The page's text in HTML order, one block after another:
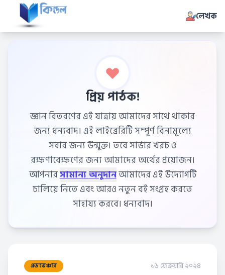
লেখক
প্রিয় পাঠক!
জ্ঞান বিতরণের এই যাত্রায় আমাদের সাথে থাকার
জন্য ধন্যবাদ। এই লাইব্রেরিটি সম্পূর্ণ বিনামূল্যে
সবার জন্য উন্মুক্ত। তবে সার্ভার খরচ ও
রক্ষণাবেক্ষণের জন্য আমাদের অর্থের প্রয়োজন।
আপনার
সামান্য অনুদানআমাদের এই উদ্যোগটি
চালিয়ে নিতে এবং আরও নতুন বই সংগ্রহ করতে
সাহায্য করবে। ধন্যবাদ।
এডভেঞ্চার ১৬ ফেব্রুয়ারি ২০২৪